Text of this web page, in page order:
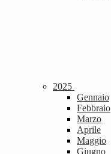
2025
Gennaio
Febbraio
Marzo
Aprile
Maggio
Giugno